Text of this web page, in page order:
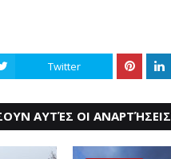
Twitter
ΑΥΤΈΣ ΟΙ ΑΝΑΡΤΉΣΕΙΣ